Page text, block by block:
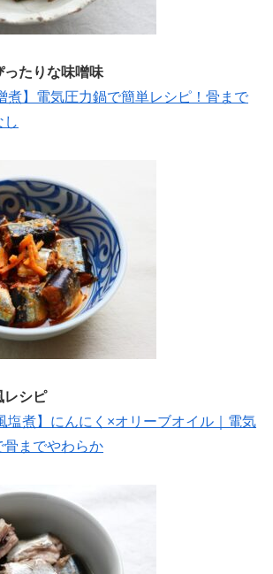
ったりな味噌味
煮】電気圧力鍋で簡単レシピ！骨まで
し
レシピ
塩煮】にんにく×オリーブオイル｜電気
骨までやわらか